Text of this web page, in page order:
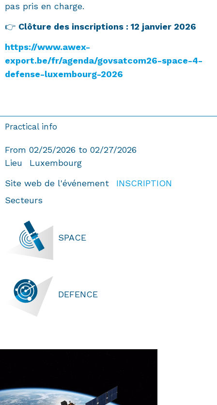
pas pris en charge.
👉 Clôture des inscriptions : 12 janvier 2026
https://www.awex-
export.be/fr/agenda/govsatcom26-space-4-
defense-luxembourg-2026
Practical info
From 02/25/2026 to 02/27/2026
Lieu
Luxembourg
Site web de l'événement
INSCRIPTION
Secteurs
SPACE
DEFENCE